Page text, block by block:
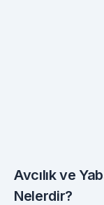
Avcılık ve
Nelerdir?